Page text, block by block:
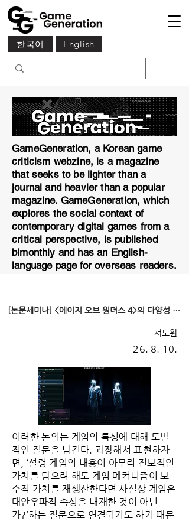
English
한국어
GameGeneration, a Korean game
criticism webzine, is a magazine
that seeks to be lighter than a
journal and heavier than a popular
magazine. GameGeneration, which
explores the social context of
contemporary digital games from a
critical perspective, is published
bimonthly and has an English-
language page for overseas readers.
[논문세미나] <에이지 오브 원더스 4>의 다양성 이면에 있는 위계적 구조
서도원
26. 8. 10.
이러한 논의는 게임의 특성에 대해 도발
적인 질문을 남긴다. 과장해서 표현하자
면, ‘설령 게임의 내용이 아무리 진보적인
가치를 담으려 해도 게임 메커니즘이 보
수적 가치를 재생산한다면 사실상 게임은
대안우파적 속성을 내재한 것이 아닌
가?’하는 질문으로 연결되기도 하기 때문